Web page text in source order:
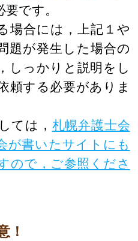
です。
場合には，上記１や
題が発生した場合の
しっかりと説明をし
頼する必要がありま
ては， 札幌弁護士会
が書いたサイトにも
ので，ご参照くださ
！